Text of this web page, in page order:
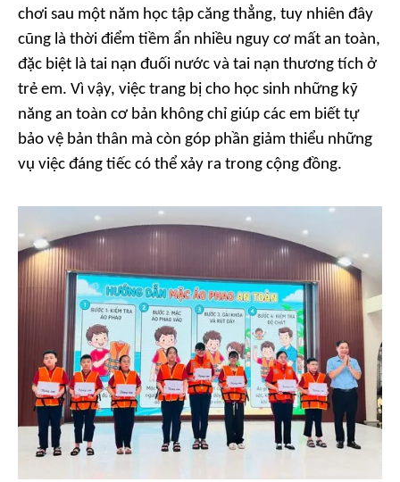
chơi sau một năm học tập căng thẳng, tuy nhiên đây
cũng là thời điểm tiềm ẩn nhiều nguy cơ mất an toàn,
đặc biệt là tai nạn đuối nước và tai nạn thương tích ở
trẻ em. Vì vậy, việc trang bị cho học sinh những kỹ
năng an toàn cơ bản không chỉ giúp các em biết tự
bảo vệ bản thân mà còn góp phần giảm thiểu những
vụ việc đáng tiếc có thể xảy ra trong cộng đồng.